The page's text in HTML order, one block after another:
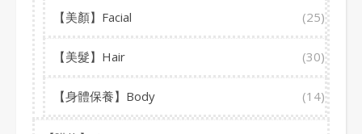
【美顏】Facial (25)
【美髮】Hair (30)
【身體保養】Body (14)